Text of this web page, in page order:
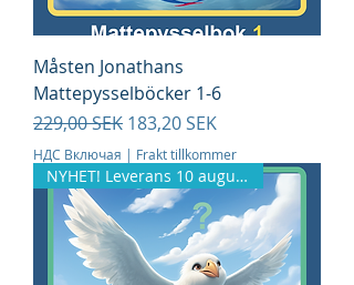
Måsten Jonathans
Mattepysselböcker 1-6
Обычная цена
229,00 SEK Цена со скидкой
183,20 SEK
НДС Включая | Frakt tillkommer
NYHET! Leverans 10 augusti!